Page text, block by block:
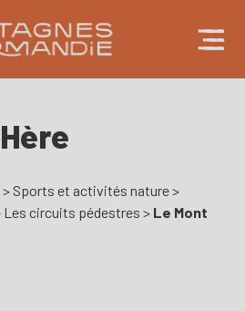
> Sports et activités nature>
Les circuits pédestres > Le Mont